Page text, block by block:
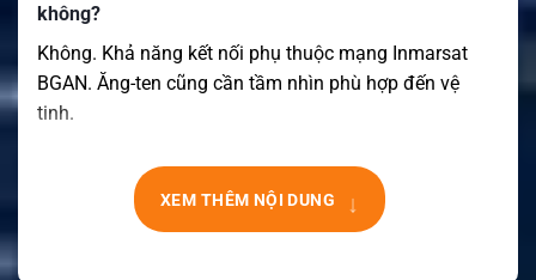
không?
Không. Khả năng kết nối phụ thuộc mạng Inmarsat
BGAN. Ăng-ten cũng cần tầm nhìn phù hợp đến vệ
tinh.
XEM THÊM NỘI DUNG ↓